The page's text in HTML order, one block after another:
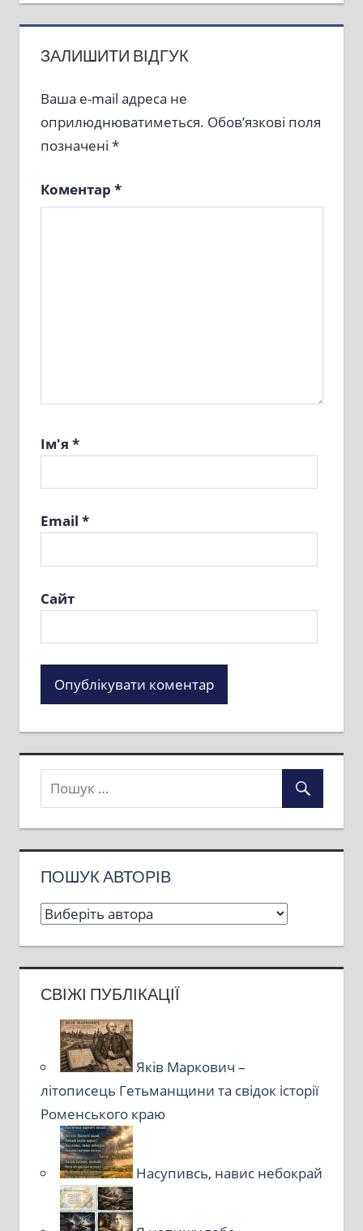
ЗАЛИШИТИ ВІДГУК
Ваша e-mail адреса не
оприлюднюватиметься. Обов’язкові поля
позначені *
Коментар *
Ім'я *
Email *
Сайт
ПОШУК АВТОРІВ
СВІЖІ ПУБЛІКАЦІЇ
Яків Маркович –
літописець Гетьманщини та свідок історії
Роменського краю
Насупивсь, навис небокрай